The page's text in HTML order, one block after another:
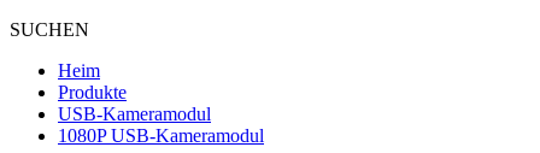
SUCHEN
Heim
Produkte
USB-Kameramodul
1080P USB-Kameramodul